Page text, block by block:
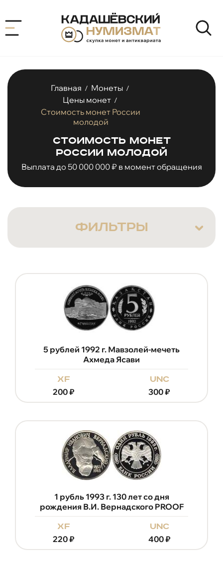
Главная / Монеты /
Цены монет /
Стоимость монет России
молодой
Стоимость монет
России молодой
Выплата до 50 000 000 ₽ в момент обращения
ФИЛЬТРЫ
5 рублей 1992 г. Мавзолей-мечеть
Ахмеда Ясави
xf
200₽
unc
300₽
1 рубль 1993 г. 130 лет со дня
рождения В.И. Вернадского PROOF
xf
220₽
unc
400₽